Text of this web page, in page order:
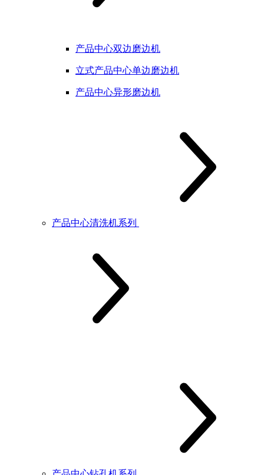
产品中心双边磨边机
立式产品中心单边磨边机
产品中心异形磨边机
产品中心清洗机系列